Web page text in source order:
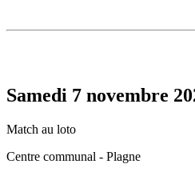
Samedi 7 novembre
Match au loto
Centre communal - Plagne